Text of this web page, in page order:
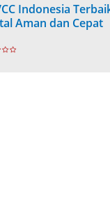
Indonesia
Aman dan Cepat